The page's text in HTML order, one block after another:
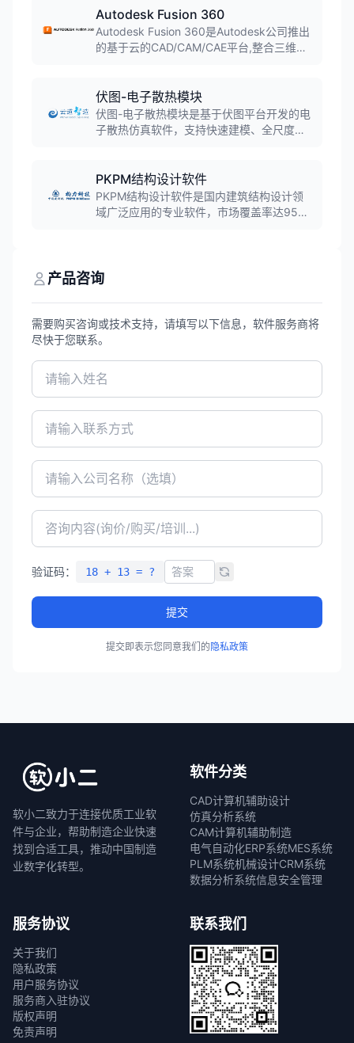
Autodesk Fusion 360
Autodesk Fusion 360是Autodesk公司推出
的基于云的CAD/CAM/CAE平台,整合三维建
建模,实现桌面软件与云计算的结合,广泛应用
于产品设计、机械制造和工业设计领域。
伏图-电子散热模块
伏图-电子散热模块是基于伏图平台开发的电
子散热仿真软件，支持快速建模、全尺度热
工具的软件。
PKPM结构设计软件
PKPM结构设计软件是国内建筑结构设计领
域广泛应用的专业软件，市场覆盖率达95%
程师提供高效、精准的设计解决方案。
产品咨询
需要购买咨询或技术支持，请填写以下信息，软件服务商将
尽快于您联系。
验证码： 18 + 13 = ?
提交
提交即表示您同意我们的隐私政策
软小二致力于连接优质工业软
件与企业，帮助制造企业快速
找到合适工具，推动中国制造
业数字化转型。
软件分类
CAD计算机辅助设计
仿真分析系统
CAM计算机辅助制造
电气自动化ERP系统MES系统
PLM系统机械设计CRM系统
数据分析系统信息安全管理
服务协议
关于我们
隐私政策
用户服务协议
服务商入驻协议
版权声明
免责声明
联系我们